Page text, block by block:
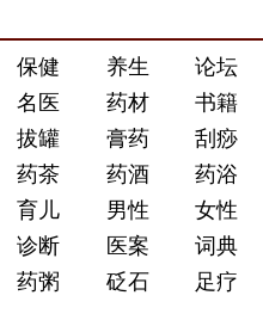
保健 养生
论坛
名医 药材
书籍
拔罐 膏药
刮痧
药茶 药酒
药浴
育儿 男性
女性
诊断 医案
词典
药粥 砭石 足疗